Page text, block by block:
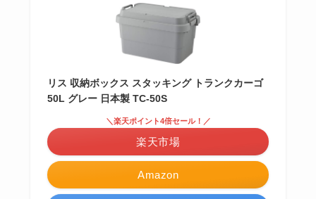
リス 収納ボックス スタッキング トランクカーゴ
50L グレー 日本製 TC-50S
Amazon
＼楽天ポイント4倍セール！／
楽天市場